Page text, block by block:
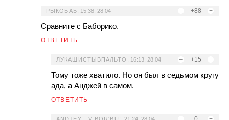
– +88 +
РЫКОБАБ 15:38, 28.04
Сравните с Баборико.
ОТВЕТИТЬ
– +15 +
ЛУКАШИСТЫВПАЛЬТО 16:13, 28.04
Тому тоже хватило. Но он был в седьмом кругу
ада, а Анджей в самом.
ОТВЕТИТЬ